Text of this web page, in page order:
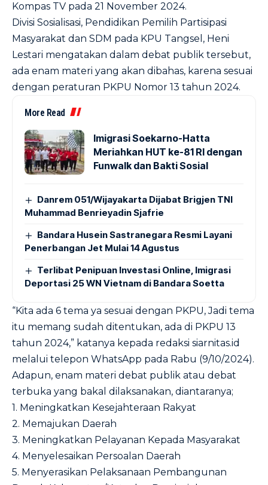
Kompas TV pada 21 November 2024.
Divisi Sosialisasi, Pendidikan Pemilih Partisipasi
Masyarakat dan SDM pada KPU Tangsel, Heni
Lestari mengatakan dalam debat publik tersebut,
ada enam materi yang akan dibahas, karena sesuai
dengan peraturan PKPU Nomor 13 tahun 2024.
More Read
Imigrasi Soekarno-Hatta
Meriahkan HUT ke-81 RI dengan
Funwalk dan Bakti Sosial
Danrem 051/Wijayakarta Dijabat Brigjen TNI
Muhammad Benrieyadin Sjafrie
Bandara Husein Sastranegara Resmi Layani
Penerbangan Jet Mulai 14 Agustus
Terlibat Penipuan Investasi Online, Imigrasi
Deportasi 25 WN Vietnam di Bandara Soetta
“Kita ada 6 tema ya sesuai dengan PKPU, Jadi tema
itu memang sudah ditentukan, ada di PKPU 13
tahun 2024,” katanya kepada redaksi siarnitas.id
melalui telepon WhatsApp pada Rabu (9/10/2024).
Adapun, enam materi debat publik atau debat
terbuka yang bakal dilaksanakan, diantaranya;
1. Meningkatkan Kesejahteraan Rakyat
2. Memajukan Daerah
3. Meningkatkan Pelayanan Kepada Masyarakat
4. Menyelesaikan Persoalan Daerah
5. Menyerasikan Pelaksanaan Pembangunan